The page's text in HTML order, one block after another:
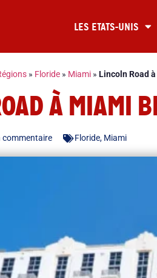
LES ETATS-UNIS
» Floride » Miami » Lincoln Road
À MIAMI
commentaire Floride, Miami